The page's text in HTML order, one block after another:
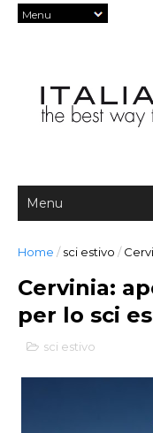
Home / sci estivo /
Cervinia:
per lo sci
sci estivo